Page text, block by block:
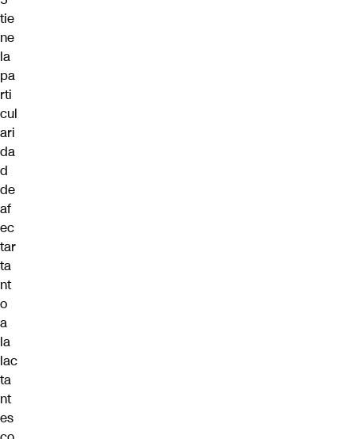
tie
ne
la
pa
rti
cul
ari
da
d
de
af
ec
tar
ta
nt
o
a
la
lac
ta
nt
es